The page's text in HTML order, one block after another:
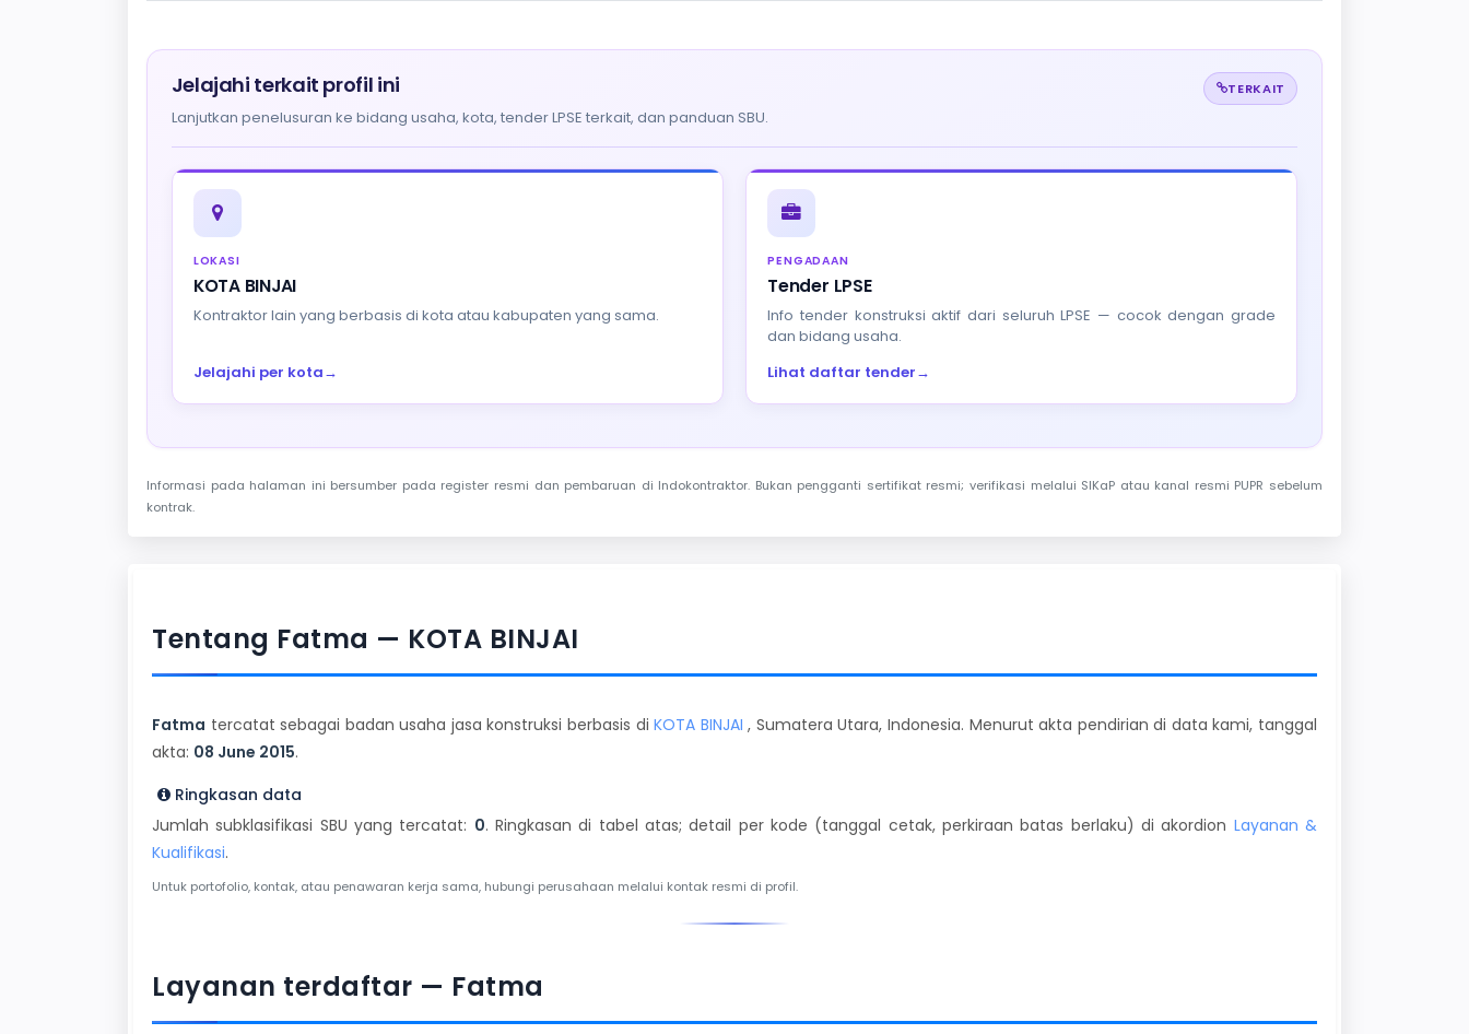
Jelajahi terkait profil ini
Lanjutkan penelusuran ke bidang usaha, kota, tender LPSE terkait, dan panduan SBU.
TERKAIT
LOKASI
KOTA BINJAI
Kontraktor lain yang berbasis di kota atau kabupaten yang sama.
Jelajahi per kota→
PENGADAAN
Tender LPSE
Info tender konstruksi aktif dari seluruh LPSE — cocok dengan grade
dan bidang usaha.
Lihat daftar tender→
Informasi pada halaman ini bersumber pada register resmi dan pembaruan di Indokontraktor. Bukan pengganti sertifikat resmi; verifikasi melalui SIKaP atau kanal resmi PUPR sebelum
kontrak.
Tentang Fatma — KOTA BINJAI
Fatma tercatat sebagai badan usaha jasa konstruksi berbasis diKOTA BINJAI , Sumatera Utara, Indonesia. Menurut akta pendirian di data kami, tanggal
akta: 08 June 2015.
Ringkasan data
Jumlah subklasifikasi SBU yang tercatat: 0. Ringkasan di tabel atas; detail per kode (tanggal cetak, perkiraan batas berlaku) di akordion Layanan &
Kualifikasi.
Untuk portofolio, kontak, atau penawaran kerja sama, hubungi perusahaan melalui kontak resmi di profil.
Layanan terdaftar — Fatma